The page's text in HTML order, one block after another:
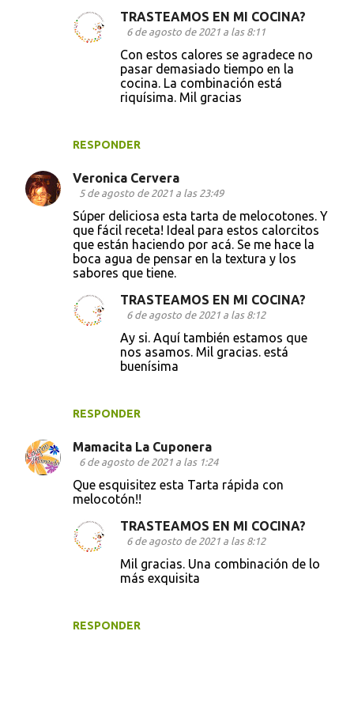
RESPONDER
TRASTEAMOS EN MI COCINA?
6 de agosto de 2021 a las 8:11
Con estos calores se agradece no
pasar demasiado tiempo en la
cocina. La combinación está
riquísima. Mil gracias
Veronica Cervera
5 de agosto de 2021 a las 23:49
Súper deliciosa esta tarta de melocotones. Y
que fácil receta! Ideal para estos calorcitos
que están haciendo por acá. Se me hace la
boca agua de pensar en la textura y los
sabores que tiene.
RESPONDER
TRASTEAMOS EN MI COCINA?
6 de agosto de 2021 a las 8:12
Ay si. Aquí también estamos que
nos asamos. Mil gracias. está
buenísima
Mamacita La Cuponera
6 de agosto de 2021 a las 1:24
Que esquisitez esta Tarta rápida con
melocotón!!
RESPONDER
TRASTEAMOS EN MI COCINA?
6 de agosto de 2021 a las 8:12
Mil gracias. Una combinación de lo
más exquisita